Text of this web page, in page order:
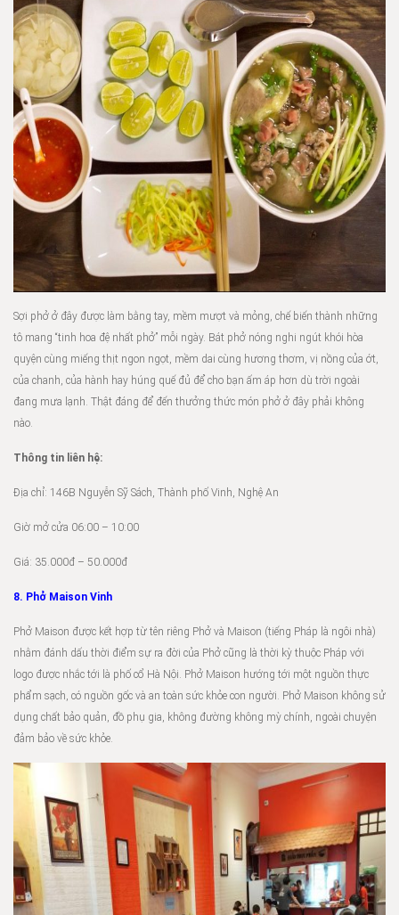
Sợi phở ở đây được làm bằng tay, mềm mượt và mỏng, chế biến thành những
tô mang “tinh hoa đệ nhất phở” mỗi ngày. Bát phở nóng nghi ngút khói hòa
quyện cùng miếng thịt ngon ngọt, mềm dai cùng hương thơm, vị nồng của ớt,
của chanh, của hành hay húng quế đủ để cho bạn ấm áp hơn dù trời ngoài
đang mưa lạnh. Thật đáng để đến thưởng thức món phở ở đây phải không
nào.
Thông tin liên hệ:
Địa chỉ: 146B Nguyễn Sỹ Sách, Thành phố Vinh, Nghệ An
Giờ mở cửa 06:00 – 10:00
Giá: 35.000đ – 50.000đ
8. Phở Maison Vinh
Phở Maison được kết hợp từ tên riêng Phở và Maison (tiếng Pháp là ngôi nhà)
nhằm đánh dấu thời điểm sự ra đời của Phở cũng là thời kỳ thuộc Pháp với
logo được nhắc tới là phố cổ Hà Nội. Phở Maison hướng tới một nguồn thực
phẩm sạch, có nguồn gốc và an toàn sức khỏe con người. Phở Maison không sử
dụng chất bảo quản, đồ phụ gia, không đường không mỳ chính, ngoài chuyện
đảm bảo về sức khỏe.